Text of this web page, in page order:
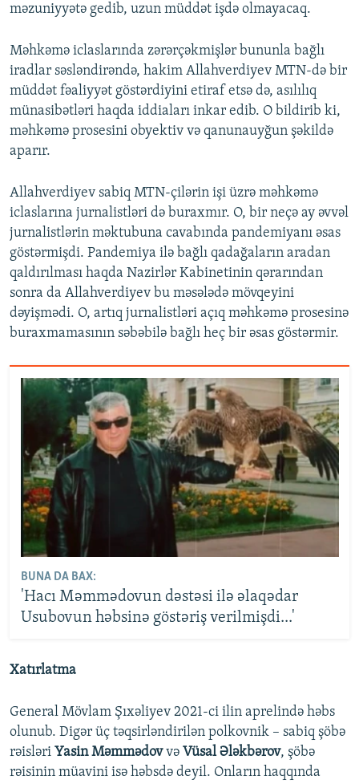
məzuniyyətə gedib, uzun müddət işdə olmayacaq.
Məhkəmə iclaslarında zərərçəkmişlər bununla bağlı
iradlar səsləndirəndə, hakim Allahverdiyev MTN-də bir
müddət fəaliyyət göstərdiyini etiraf etsə də, asılılıq
münasibətləri haqda iddiaları inkar edib. O bildirib ki,
məhkəmə prosesini obyektiv və qanunauyğun şəkildə
aparır.
Allahverdiyev sabiq MTN-çilərin işi üzrə məhkəmə
iclaslarına jurnalistləri də buraxmır. O, bir neçə ay əvvəl
jurnalistlərin məktubuna cavabında pandemiyanı əsas
göstərmişdi. Pandemiya ilə bağlı qadağaların aradan
qaldırılması haqda Nazirlər Kabinetinin qərarından
sonra da Allahverdiyev bu məsələdə mövqeyini
dəyişmədi. O, artıq jurnalistləri açıq məhkəmə prosesinə
buraxmamasının səbəbilə bağlı heç bir əsas göstərmir.
BUNA DA BAX:
'Hacı Məmmədovun dəstəsi ilə əlaqədar
Usubovun həbsinə göstəriş verilmişdi...'
Xatırlatma
General Mövlam Şıxəliyev 2021-ci ilin aprelində həbs
olunub. Digər üç təqsirləndirilən polkovnik – sabiq şöbə
rəisləri Yasin Məmmədovvə Vüsal Ələkbərov, şöbə
rəisinin müavini isə həbsdə deyil. Onların haqqında